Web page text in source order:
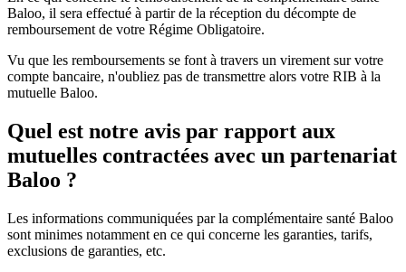
Baloo, il sera effectué à partir de la réception du décompte de
remboursement de votre Régime Obligatoire.
Vu que les remboursements se font à travers un virement sur votre
compte bancaire, n'oubliez pas de transmettre alors votre RIB à la
mutuelle Baloo.
Quel est notre avis par rapport aux
mutuelles contractées avec un partenariat
Baloo ?
Les informations communiquées par la complémentaire santé Baloo
sont minimes notamment en ce qui concerne les garanties, tarifs,
exclusions de garanties, etc.